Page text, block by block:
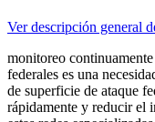
Ver descripción general
monitoreo
federales es una
de superficie de ataque
rápidamente y reducir el